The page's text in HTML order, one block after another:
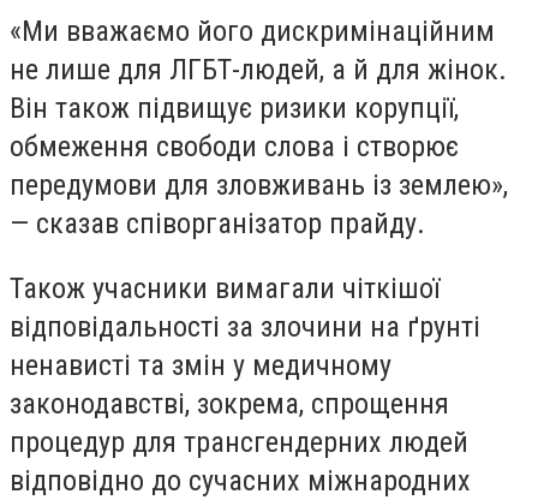
«Ми вважаємо його дискримінаційним
не лише для ЛГБТ-людей, а й для жінок.
Він також підвищує ризики корупції,
обмеження свободи слова і створює
передумови для зловживань із землею»,
— сказав співорганізатор прайду.
Також учасники вимагали чіткішої
відповідальності за злочини на ґрунті
ненависті та змін у медичному
законодавстві, зокрема, спрощення
процедур для трансгендерних людей
відповідно до сучасних міжнародних